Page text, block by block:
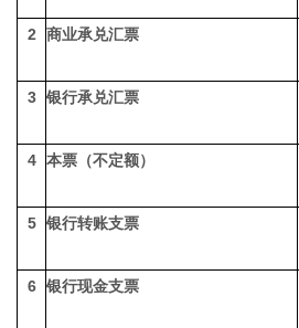
2 商业承兑汇票
3 银行承兑汇票
4 本票（不定额）
5 银行转账支票
6 银行现金支票